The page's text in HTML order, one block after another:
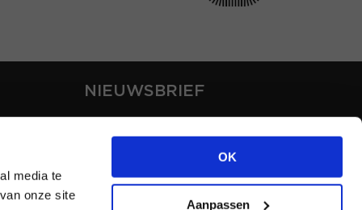
media te
onze site
OK
Aanpassen
NIEUWSBRIEF
laatste nieuws via de